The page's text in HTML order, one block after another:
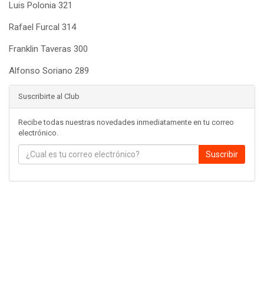
Luis Polonia 321
Rafael Furcal 314
Franklin Taveras 300
Alfonso Soriano 289
Suscribirte al Club
Recibe todas nuestras novedades inmediatamente en tu correo
electrónico.
Suscribir